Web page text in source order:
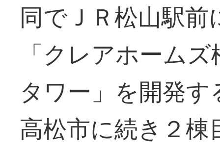
同でＪＲ松山駅
「クレアホーム
タワー」を開発
高松市に続き２